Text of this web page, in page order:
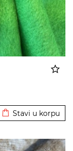
Stavi u korpu